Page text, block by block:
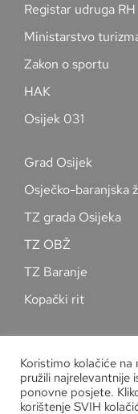
Registar udruga RH
Ministarstvo
Zakon o sportu
HAK
Osijek 031
Grad Osijek
Osječko-baranjska
TZ grada Osijeka
TZ OBŽ
TZ Baranje
Kopački rit
Koristimo kolačiće na
pružili najrelevantnije
ponovne posjete.
korištenje SVIH